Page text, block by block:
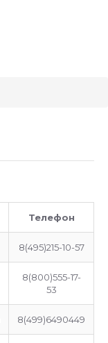
Телефон
8(495)215-10-57
8(800)555-17-
53
8(499)6490449